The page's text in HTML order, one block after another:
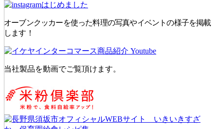
オーブンクッカーを使った料理の写真やイベントの様子を掲載
します！
当社製品を動画でご覧頂けます。